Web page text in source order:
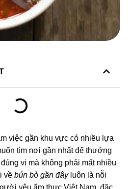
việc gần khu vực có nhiều lựa
tìm nơi gần nhất để thưởng
vị mà không phải mất nhiều
về bún bò gần đâyluôn là nỗi
yêu ẩm thực Việt Nam, đặc